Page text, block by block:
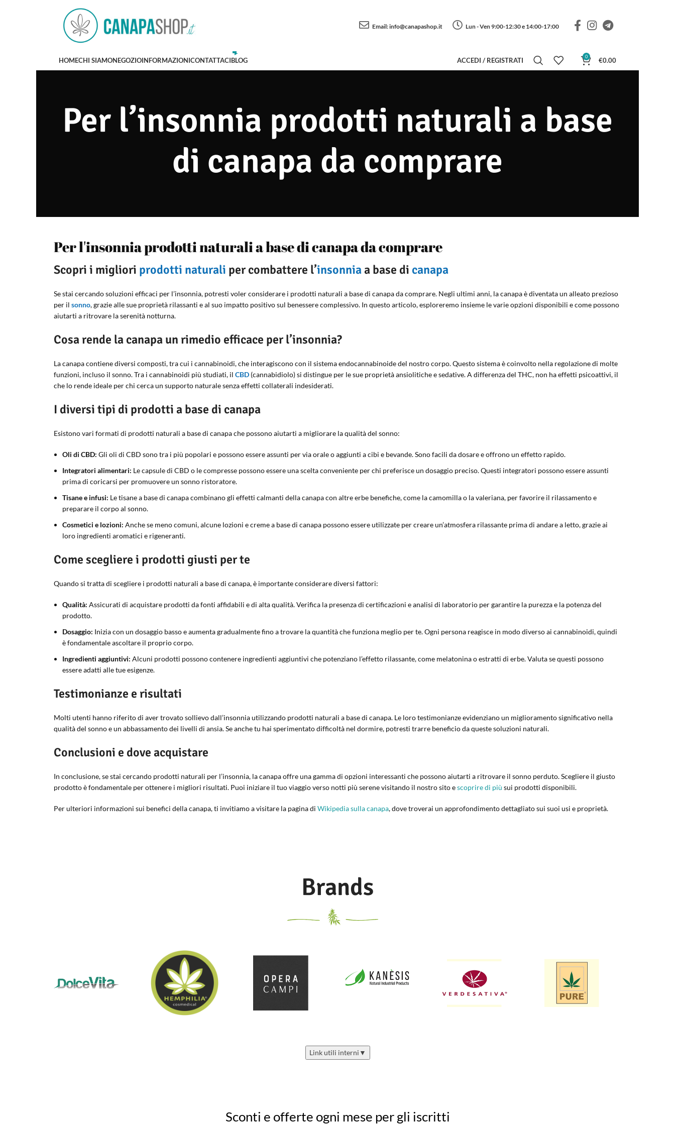
Email:info@canapashop.it Lun - Ven 9:00-12:30 e 14:00-17:00
HOMECHI SIAMONEGOZIOINFORMAZIONICONTATTACIBLOG ACCEDI / REGISTRATI 0 €0.00
Per l’insonnia prodotti naturali a base
di canapa da comprare
Per l'insonnia prodotti naturali a base di canapa da comprare
Scopri i migliori prodotti naturali per combattere l’insonnia a base di canapa
Se stai cercando soluzioni efficaci per l’insonnia, potresti voler considerare i prodotti naturali a base di canapa da comprare. Negli ultimi anni, la canapa è diventata un alleato prezioso
per il sonno, grazie alle sue proprietà rilassanti e al suo impatto positivo sul benessere complessivo. In questo articolo, esploreremo insieme le varie opzioni disponibili e come possono
aiutarti a ritrovare la serenità notturna.
Cosa rende la canapa un rimedio efficace per l’insonnia?
La canapa contiene diversi composti, tra cui i cannabinoidi, che interagiscono con il sistema endocannabinoide del nostro corpo. Questo sistema è coinvolto nella regolazione di molte
funzioni, incluso il sonno. Tra i cannabinoidi più studiati, il CBD (cannabidiolo) si distingue per le sue proprietà ansiolitiche e sedative. A differenza del THC, non ha effetti psicoattivi, il
che lo rende ideale per chi cerca un supporto naturale senza effetti collaterali indesiderati.
I diversi tipi di prodotti a base di canapa
Esistono vari formati di prodotti naturali a base di canapa che possono aiutarti a migliorare la qualità del sonno:
Oli di CBD: Gli oli di CBD sono tra i più popolari e possono essere assunti per via orale o aggiunti a cibi e bevande. Sono facili da dosare e offrono un effetto rapido.
Integratori alimentari: Le capsule di CBD o le compresse possono essere una scelta conveniente per chi preferisce un dosaggio preciso. Questi integratori possono essere assunti
prima di coricarsi per promuovere un sonno ristoratore.
Tisane e infusi: Le tisane a base di canapa combinano gli effetti calmanti della canapa con altre erbe benefiche, come la camomilla o la valeriana, per favorire il rilassamento e
preparare il corpo al sonno.
Cosmetici e lozioni: Anche se meno comuni, alcune lozioni e creme a base di canapa possono essere utilizzate per creare un’atmosfera rilassante prima di andare a letto, grazie ai
loro ingredienti aromatici e rigeneranti.
Come scegliere i prodotti giusti per te
Quando si tratta di scegliere i prodotti naturali a base di canapa, è importante considerare diversi fattori:
Qualità: Assicurati di acquistare prodotti da fonti affidabili e di alta qualità. Verifica la presenza di certificazioni e analisi di laboratorio per garantire la purezza e la potenza del
prodotto.
Dosaggio: Inizia con un dosaggio basso e aumenta gradualmente fino a trovare la quantità che funziona meglio per te. Ogni persona reagisce in modo diverso ai cannabinoidi, quindi
è fondamentale ascoltare il proprio corpo.
Ingredienti aggiuntivi: Alcuni prodotti possono contenere ingredienti aggiuntivi che potenziano l’effetto rilassante, come melatonina o estratti di erbe. Valuta se questi possono
essere adatti alle tue esigenze.
Testimonianze e risultati
Molti utenti hanno riferito di aver trovato sollievo dall’insonnia utilizzando prodotti naturali a base di canapa. Le loro testimonianze evidenziano un miglioramento significativo nella
qualità del sonno e un abbassamento dei livelli di ansia. Se anche tu hai sperimentato difficoltà nel dormire, potresti trarre beneficio da queste soluzioni naturali.
Conclusioni e dove acquistare
In conclusione, se stai cercando prodotti naturali per l’insonnia, la canapa offre una gamma di opzioni interessanti che possono aiutarti a ritrovare il sonno perduto. Scegliere il giusto
prodotto è fondamentale per ottenere i migliori risultati. Puoi iniziare il tuo viaggio verso notti più serene visitando il nostro sito escoprire di più sui prodotti disponibili.
Per ulteriori informazioni sui benefici della canapa, ti invitiamo a visitare la pagina di Wikipedia sulla canapa, dove troverai un approfondimento dettagliato sui suoi usi e proprietà.
Brands
Link utili interni ▼
Sconti e offerte ogni mese per gli iscritti